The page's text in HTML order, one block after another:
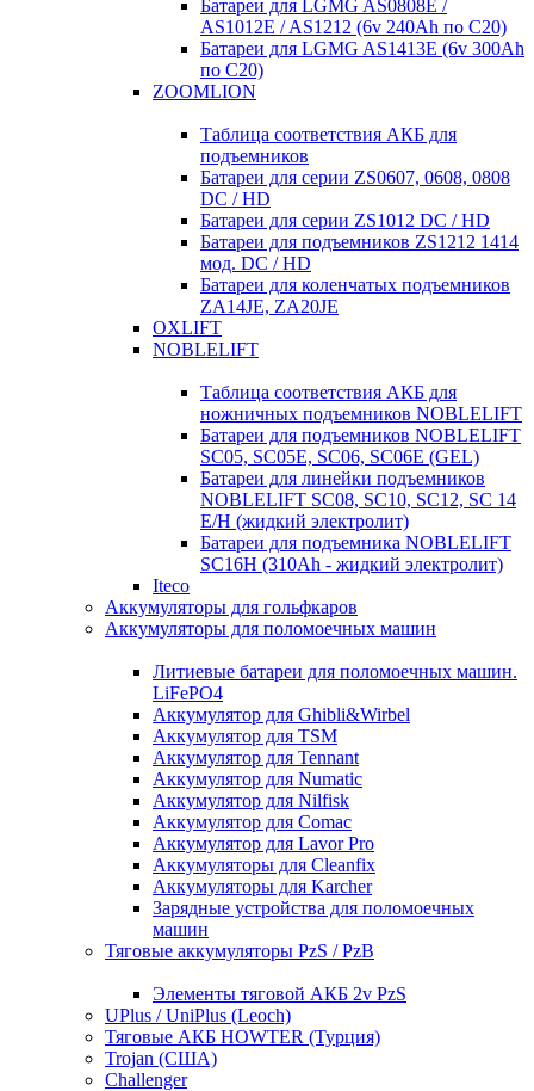
Батареи для LGMG AS0808E /
AS1012E / AS1212 (6v 240Ah по С20)
Батареи для LGMG AS1413E (6v 300Ah
по С20)
ZOOMLION
Таблица соответствия АКБ для
подъемников
Батареи для серии ZS0607, 0608, 0808
DC / HD
Батареи для серии ZS1012 DC / HD
Батареи для подъемников ZS1212 1414
мод. DC / HD
Батареи для коленчатых подъемников
ZA14JE, ZA20JE
OXLIFT
NOBLELIFT
Таблица соответствия АКБ для
ножничных подъемников NOBLELIFT
Батареи для подъемников NOBLELIFT
SC05, SC05E, SC06, SC06E (GEL)
Батареи для линейки подъемников
NOBLELIFT SC08, SC10, SC12, SC 14
E/H (жидкий электролит)
Батареи для подъемника NOBLELIFT
SC16H (310Ah - жидкий электролит)
Iteco
Аккумуляторы для гольфкаров
Аккумуляторы для поломоечных машин
Литиевые батареи для поломоечных машин.
LiFePO4
Аккумулятор для Ghibli&Wirbel
Аккумулятор для TSM
Аккумулятор для Tennant
Аккумулятор для Numatic
Аккумулятор для Nilfisk
Аккумулятор для Comac
Аккумулятор для Lavor Pro
Аккумуляторы для Cleanfix
Аккумуляторы для Karcher
Зарядные устройства для поломоечных
машин
Тяговые аккумуляторы PzS / PzB
Элементы тяговой АКБ 2v PzS
UPlus / UniPlus (Leoch)
Тяговые АКБ HOWTER (Турция)
Trojan (США)
Challenger